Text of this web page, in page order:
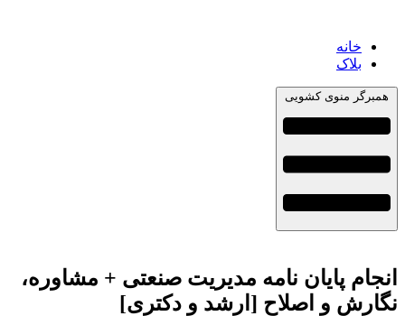
خانه
بلاک
همبرگر منوی کشویی
انجام پایان نامه مدیریت صنعتی + مشاوره،
نگارش و اصلاح [ارشد و دکتری]